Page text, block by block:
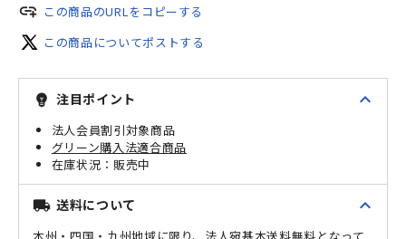
add_link この商品のURLをコピーする
この商品についてポストする
emoji_objects 注目ポイント expand_less
法人会員割引対象商品
グリーン購入法適合商品
販売中
local_shipping 送料について expand_less